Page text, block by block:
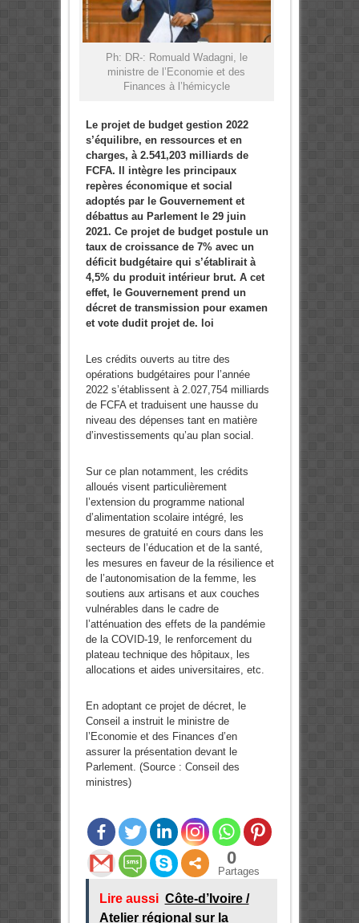
Ph: DR-: Romuald Wadagni, le
ministre de l’Economie et des
Finances à l’hémicycle
Le projet de budget gestion 2022
s’équilibre, en ressources et en
charges, à 2.541,203 milliards de
FCFA. Il intègre les principaux
repères économique et social
adoptés par le Gouvernement et
débattus au Parlement le 29 juin
2021. Ce projet de budget postule un
taux de croissance de 7% avec un
déficit budgétaire qui s’établirait à
4,5% du produit intérieur brut. A cet
effet, le Gouvernement prend un
décret de transmission pour examen
et vote dudit projet de. loi
Les crédits ouverts au titre des
opérations budgétaires pour l’année
2022 s’établissent à 2.027,754 milliards
de FCFA et traduisent une hausse du
niveau des dépenses tant en matière
d’investissements qu’au plan social.
Sur ce plan notamment, les crédits
alloués visent particulièrement
l’extension du programme national
d’alimentation scolaire intégré, les
mesures de gratuité en cours dans les
secteurs de l’éducation et de la santé,
les mesures en faveur de la résilience et
de l’autonomisation de la femme, les
soutiens aux artisans et aux couches
vulnérables dans le cadre de
l’atténuation des effets de la pandémie
de la COVID-19, le renforcement du
plateau technique des hôpitaux, les
allocations et aides universitaires, etc.
En adoptant ce projet de décret, le
Conseil a instruit le ministre de
l’Economie et des Finances d’en
assurer la présentation devant le
Parlement. (Source : Conseil des
ministres)
0
Partages
Lire aussi Côte-d’Ivoire /
Atelier régional sur la